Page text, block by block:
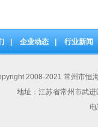
企业动态 行业新闻
2008-2021 常州市恒
地址：江苏省常州市武